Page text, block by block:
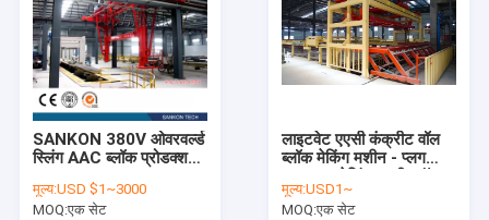
SANKON 380V ओवरवर्ल्ड
स्लिंग AAC ब्लॉक प्रोडक्शन
मूल्य:USD $1~3000
MOQ:एक सेट
लाइटवेट एएसी कंक्रीट वॉल
ब्लॉक मेकिंग मशीन - प्लग
मशीन
मूल्य:USD1~
MOQ:एक सेट